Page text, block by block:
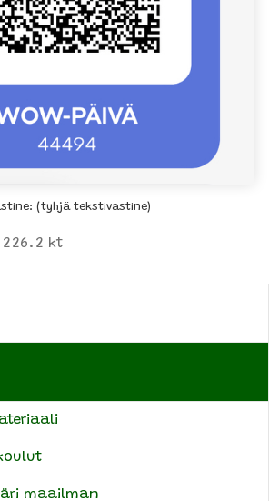
(tyhjä tekstivastine)
226.2 kt
maailman